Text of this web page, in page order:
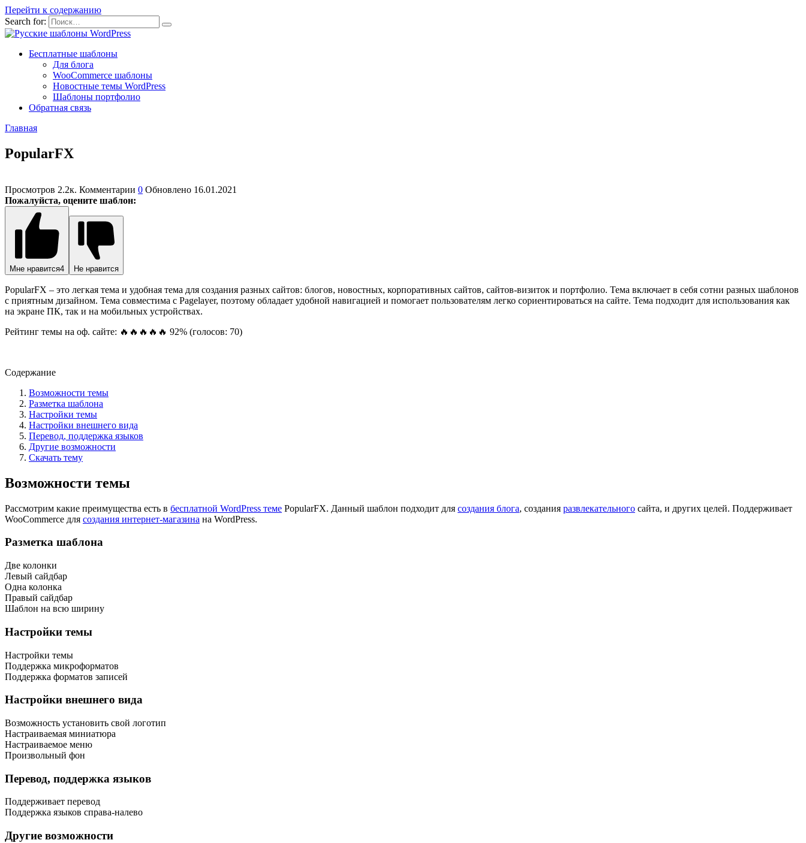
Перейти к содержанию
Search for:
Бесплатные шаблоны
Для блога
WooCommerce шаблоны
Новостные темы WordPress
Шаблоны портфолио
Обратная связь
Главная
PopularFX
Просмотров 2.2к. Комментарии 0 Обновлено 16.01.2021
Пожалуйста, оцените шаблон:
Мне нравится4 Не нравится
PopularFX – это легкая тема и удобная тема для создания разных сайтов: блогов, новостных, корпоративных сайтов, сайтов-визиток и портфолио. Тема включает в себя сотни разных шаблонов
с приятным дизайном. Тема совместима с Pagelayer, поэтому обладает удобной навигацией и помогает пользователям легко сориентироваться на сайте. Тема подходит для использования как
на экране ПК, так и на мобильных устройствах.
Рейтинг темы на оф. сайте: 🔥🔥🔥🔥🔥 92% (голосов: 70)
Содержание
Возможности темы
Разметка шаблона
Настройки темы
Настройки внешнего вида
Перевод, поддержка языков
Другие возможности
Скачать тему
Возможности темы
Рассмотрим какие преимущества есть в бесплатной WordPress теме PopularFX. Данный шаблон подходит для создания блога, создания развлекательного сайта, и других целей. Поддерживает
WooCommerce для создания интернет-магазина на WordPress.
Разметка шаблона
Две колонки
Левый сайдбар
Одна колонка
Правый сайдбар
Шаблон на всю ширину
Настройки темы
Настройки темы
Поддержка микроформатов
Поддержка форматов записей
Настройки внешнего вида
Возможность установить свой логотип
Настраиваемая миниатюра
Настраиваемое меню
Произвольный фон
Перевод, поддержка языков
Поддерживает перевод
Поддержка языков справа-налево
Другие возможности